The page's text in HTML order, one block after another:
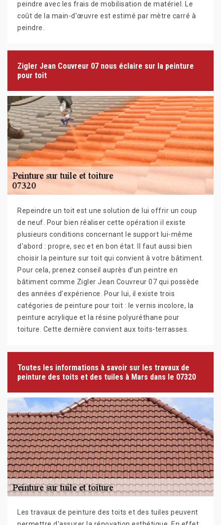
peindre avec les frais de mobilisation de matériel. Le
coût de la main-d’œuvre est estimé par mètre carré à
peindre.
Zigler Jean Couvreur 07 nous éclaire sur la peinture
pour toit
Repeindre un toit est une solution de lui offrir un coup
de neuf. Pour bien réaliser cette opération il existe
plusieurs conditions concernant le support lui-même
d’abord : propre, sec et en bon état. Il faut aussi bien
choisir la peinture sur toit qui convient à votre bâtiment.
Pour cela, prenez conseil auprès d’un peintre en
bâtiment comme Zigler Jean Couvreur 07 qui possède
des années d’expérience. Pour lui, il existe trois
catégories de peinture pour toit : le vernis incolore, la
peinture acrylique et la résine polyuréthane pour
toiture. Cette dernière convient aux toits-terrasses.
Toutes les informations à savoir sur les travaux de
peinture des toits et des tuiles à Mars dans le 07320
Les travaux de peinture des toits et des tuiles peuvent